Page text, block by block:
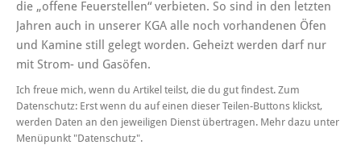
die „offene Feuerstellen“ verbieten. So sind in den letzten
Jahren auch in unserer KGA alle noch vorhandenen Öfen
und Kamine still gelegt worden. Geheizt werden darf nur
mit Strom- und Gasöfen.
Ich freue mich, wenn du Artikel teilst, die du gut findest. Zum
Datenschutz: Erst wenn du auf einen dieser Teilen-Buttons klickst,
werden Daten an den jeweiligen Dienst übertragen. Mehr dazu unter
Menüpunkt "Datenschutz".